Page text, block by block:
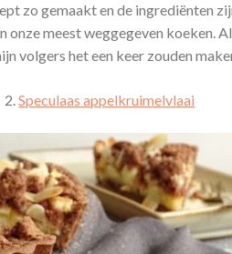
zo gemaakt en de ingrediënten
onze meest weggegeven koeken.
volgers het een keer zouden
2.Speculaas appelkruimelvlaai